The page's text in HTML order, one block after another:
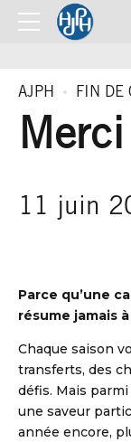
AJPH FIN DE
11 juin
Parce qu’une
résume jamais
Chaque saison
transferts, des
défis. Mais
une saveur
année encore,